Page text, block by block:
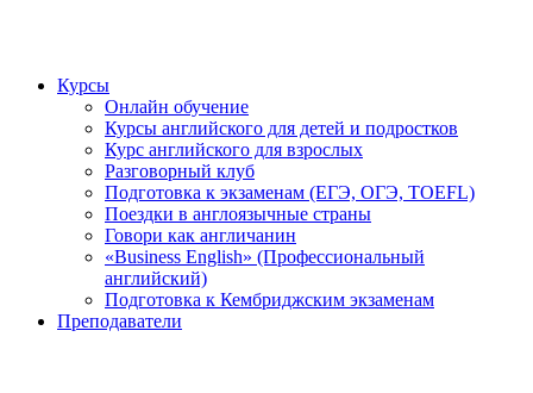
Курсы
Онлайн обучение
Курсы английского для детей и подростков
Курс английского для взрослых
Разговорный клуб
Подготовка к экзаменам (ЕГЭ, ОГЭ, TOEFL)
Поездки в англоязычные страны
Говори как англичанин
«Business English» (Профессиональный
английский)
Подготовка к Кембриджским экзаменам
Преподаватели